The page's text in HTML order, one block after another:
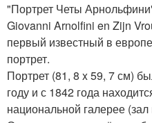
"Портрет Четы
Giovanni Arnolfini en Zijn
первый известный в
портрет.
Портрет (81, 8 x 59, 7 см)
году и с 1842 года
национальной галерее